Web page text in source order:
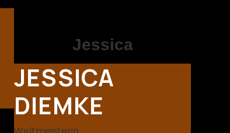
Jessica
JESSICA
DIEMKE